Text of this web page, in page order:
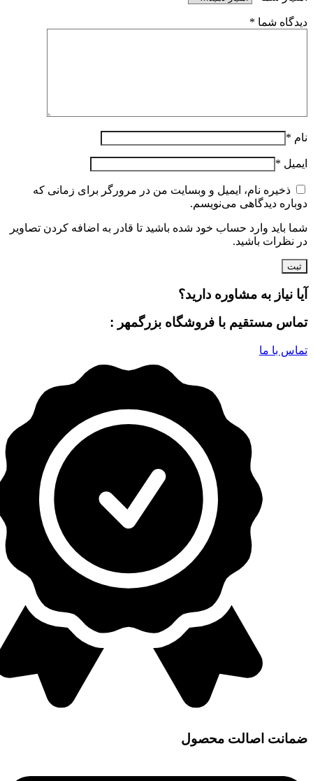
دیدگاه شما *
نام *
ایمیل *
ذخیره نام، ایمیل و وبسایت من در مرورگر برای زمانی که
دوباره دیدگاهی می‌نویسم.
شما باید وارد حساب خود شده باشید تا قادر به اضافه کردن تصاویر
در نظرات باشید.
آیا نیاز به مشاوره دارید؟
تماس مستقیم با فروشگاه بزرگمهر :
تماس با ما
ضمانت اصالت محصول